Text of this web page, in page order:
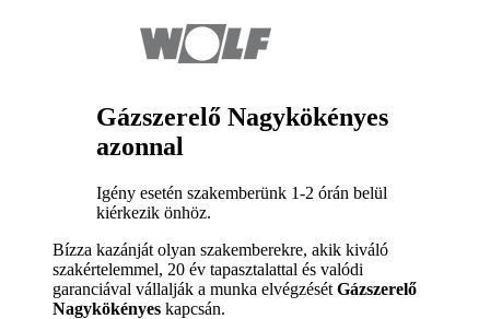
Gázszerelő Nagykökényes
azonnal
Igény esetén szakemberünk 1-2 órán belül
kiérkezik önhöz.
Bízza kazánját olyan szakemberekre, akik kiváló
szakértelemmel, 20 év tapasztalattal és valódi
garanciával vállalják a munka elvégzését Gázszerelő
Nagykökényes kapcsán.